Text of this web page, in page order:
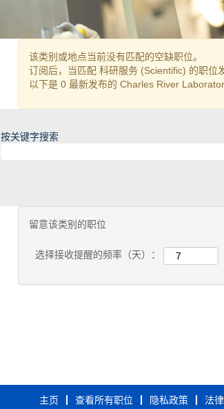
该类别或地点当前没有匹配的空缺职位。
订阅后，当匹配 科研服务 (Scientific) 的职位
以下是 0 最新发布的 Charles River
按关键字搜索
留意该类别的职位
选择接收提醒的频率（天）：
主页 查看所有职位 隐私政策 法律